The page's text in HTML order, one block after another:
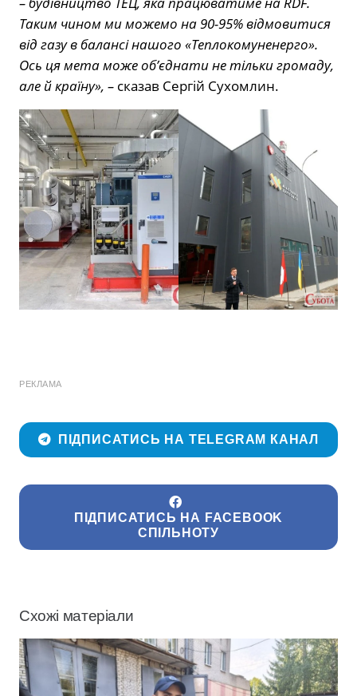
Таким чиномми можемо на 90-95% відмовитися
від газу в балансі нашого «Теплокомуненерго».
Ось ця мета може об’єднати не тільки громаду,
але й країну», – сказав Сергій Сухомлин.
РЕКЛАМА
ПІДПИСАТИСЬ НА TELEGRAM КАНАЛ
ПІДПИСАТИСЬ НА FACEBOOK
СПІЛЬНОТУ
Схожі матеріали